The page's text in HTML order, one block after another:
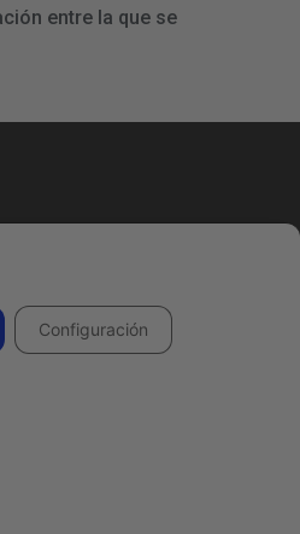
entre la que se
Configuración